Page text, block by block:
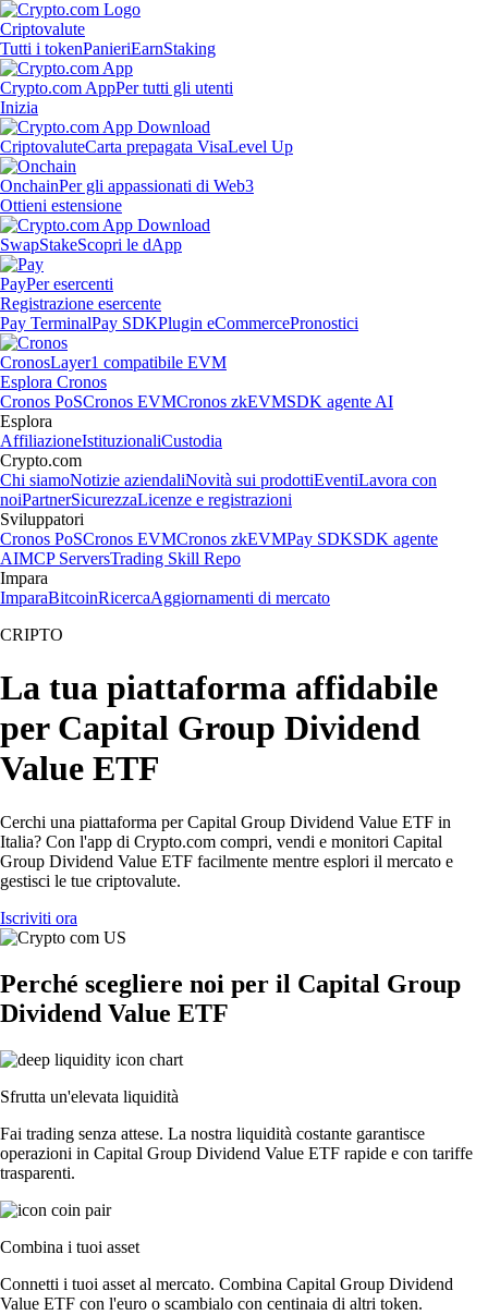
Criptovalute
Tutti i tokenPanieriEarnStaking
Crypto.com AppPer tutti gli utenti
Inizia
CriptovaluteCarta prepagata VisaLevel Up
OnchainPer gli appassionati di Web3
Ottieni estensione
SwapStakeScopri le dApp
PayPer esercenti
Registrazione esercente
Pay TerminalPay SDKPlugin eCommercePronostici
CronosLayer1 compatibile EVM
Esplora Cronos
Cronos PoSCronos EVMCronos zkEVMSDK agente AI
Esplora
AffiliazioneIstituzionaliCustodia
Crypto.com
Chi siamoNotizie aziendaliNovità sui prodottiEventiLavora con
noiPartnerSicurezzaLicenze e registrazioni
Sviluppatori
Cronos PoSCronos EVMCronos zkEVMPay SDKSDK agente
AIMCP ServersTrading Skill Repo
Impara
ImparaBitcoinRicercaAggiornamenti di mercato
CRIPTO
La tua piattaforma affidabile
per Capital Group Dividend
Value ETF
Cerchi una piattaforma per Capital Group Dividend Value ETF in
Italia? Con l'app di Crypto.com compri, vendi e monitori Capital
Group Dividend Value ETF facilmente mentre esplori il mercato e
gestisci le tue criptovalute.
Iscriviti ora
Perché scegliere noi per il Capital Group
Dividend Value ETF
Sfrutta un'elevata liquidità
Fai trading senza attese. La nostra liquidità costante garantisce
operazioni in Capital Group Dividend Value ETF rapide e con tariffe
trasparenti.
Combina i tuoi asset
Connetti i tuoi asset al mercato. Combina Capital Group Dividend
Value ETF con l'euro o scambialo con centinaia di altri token.